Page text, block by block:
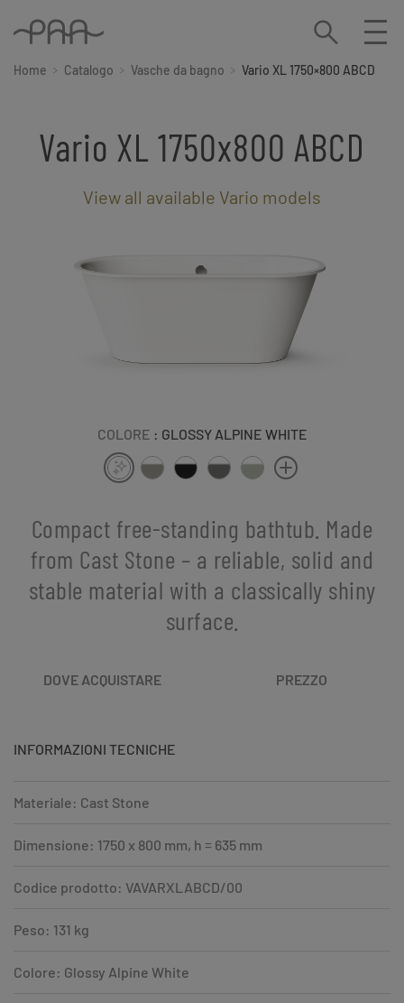
Home Catalogo Vasche da bagno Vario XL 1750×800 ABCD
Vario XL 1750x800 ABCD
View all available Vario models
COLORE : GLOSSY ALPINE WHITE
Compact free-standing bathtub. Made
from Cast Stone – a reliable, solid and
stable material with a classically shiny
surface.
DOVE ACQUISTARE PREZZO
INFORMAZIONI TECNICHE
Materiale: Cast Stone
Dimensione: 1750 x 800 mm, h = 635 mm
Codice prodotto: VAVARXLABCD/00
Peso: 131 kg
Colore: Glossy Alpine White